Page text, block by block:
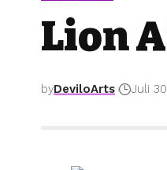
Lion
byDeviloArts Juli